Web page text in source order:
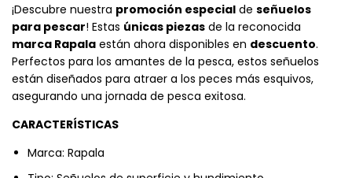
¡Descubre nuestra promoción especial de señuelos
para pescar! Estas únicas piezas de la reconocida
marca Rapala están ahora disponibles en descuento.
Perfectos para los amantes de la pesca, estos señuelos
están diseñados para atraer a los peces más esquivos,
asegurando una jornada de pesca exitosa.
CARACTERÍSTICAS
Marca: Rapala